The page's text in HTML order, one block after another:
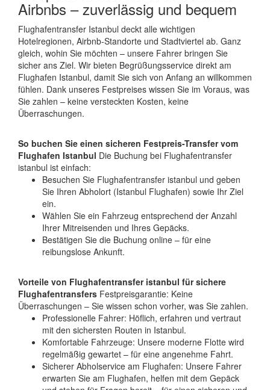
Airbnbs – zuverlässig und bequem
Flughafentransfer Istanbul deckt alle wichtigen
Hotelregionen, Airbnb-Standorte und Stadtviertel ab. Ganz
gleich, wohin Sie möchten – unsere Fahrer bringen Sie
sicher ans Ziel. Wir bieten Begrüßungsservice direkt am
Flughafen Istanbul, damit Sie sich von Anfang an willkommen
fühlen. Dank unseres Festpreises wissen Sie im Voraus, was
Sie zahlen – keine versteckten Kosten, keine
Überraschungen.
So buchen Sie einen sicheren Festpreis-Transfer vom
Flughafen Istanbul Die Buchung bei Flughafentransfer
istanbul ist einfach:
Besuchen Sie Flughafentransfer istanbul und geben
Sie Ihren Abholort (Istanbul Flughafen) sowie Ihr Ziel
ein.
Wählen Sie ein Fahrzeug entsprechend der Anzahl
Ihrer Mitreisenden und Ihres Gepäcks.
Bestätigen Sie die Buchung online – für eine
reibungslose Ankunft.
Vorteile von Flughafentransfer istanbul für sichere
Flughafentransfers Festpreisgarantie: Keine
Überraschungen – Sie wissen schon vorher, was Sie zahlen.
Professionelle Fahrer: Höflich, erfahren und vertraut
mit den sichersten Routen in Istanbul.
Komfortable Fahrzeuge: Unsere moderne Flotte wird
regelmäßig gewartet – für eine angenehme Fahrt.
Sicherer Abholservice am Flughafen: Unsere Fahrer
erwarten Sie am Flughafen, helfen mit dem Gepäck